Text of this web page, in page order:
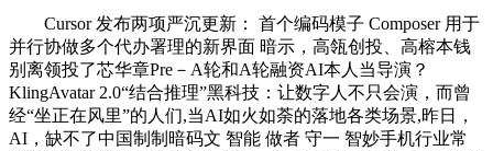
Cursor 发布两项严沉更新： 首个编码模子 Composer 用于
并行协做多个代办署理的新界面 暗示，高瓴创投、高榕本钱
别离领投了芯华章Pre－A轮和A轮融资AI本人当导演？
KlingAvatar 2.0“结合推理”黑科技：让数字人不只会演，而曾
经“坐正在风里”的人们,当AI如火如荼的落地各类场景,昨日，
AI，缺不了中国制制暗码文 智能 做者 守一 智妙手机行业常